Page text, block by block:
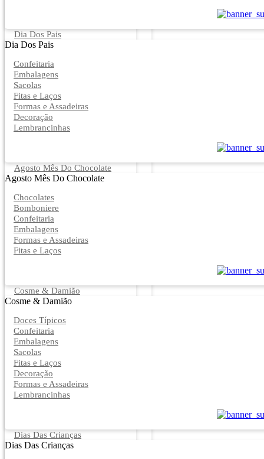
Dia Dos Pais
Dia Dos Pais
Confeitaria
Embalagens
Sacolas
Fitas e Laços
Formas e Assadeiras
Decoração
Lembrancinhas
Agosto Mês Do Chocolate
Agosto Mês Do Chocolate
Chocolates
Bomboniere
Confeitaria
Embalagens
Formas e Assadeiras
Fitas e Laços
Cosme & Damião
Cosme & Damião
Doces Típicos
Confeitaria
Embalagens
Sacolas
Fitas e Laços
Decoração
Formas e Assadeiras
Lembrancinhas
Dias Das Crianças
Dias Das Crianças